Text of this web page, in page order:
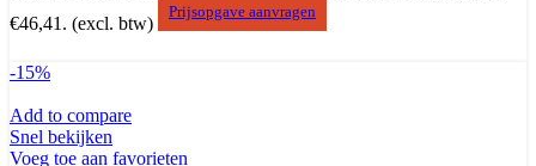
€46,41. (excl. btw)
Prijsopgave aanvragen
-15%
Add to compare
Snel bekijken
Voeg toe aan favorieten